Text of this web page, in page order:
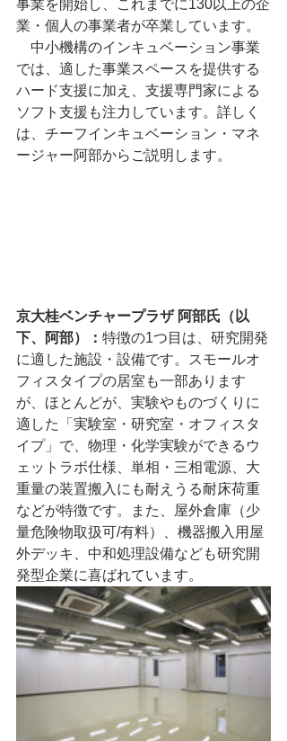
事業を開始し、これまでに130以上の企
業・個人の事業者が卒業しています。
中小機構のインキュベーション事業
では、適した事業スペースを提供する
ハード支援に加え、支援専門家による
ソフト支援も注力しています。詳しく
は、チーフインキュベーション・マネ
ージャー阿部からご説明します。
京大桂ベンチャープラザ 阿部氏（以
下、阿部）： 特徴の1つ目は、研究開発
に適した施設・設備です。スモールオ
フィスタイプの居室も一部あります
が、ほとんどが、実験やものづくりに
適した「実験室・研究室・オフィスタ
イプ」で、物理・化学実験ができるウ
ェットラボ仕様、単相・三相電源、大
重量の装置搬入にも耐えうる耐床荷重
などが特徴です。また、屋外倉庫（少
量危険物取扱可/有料）、機器搬入用屋
外デッキ、中和処理設備なども研究開
発型企業に喜ばれています。